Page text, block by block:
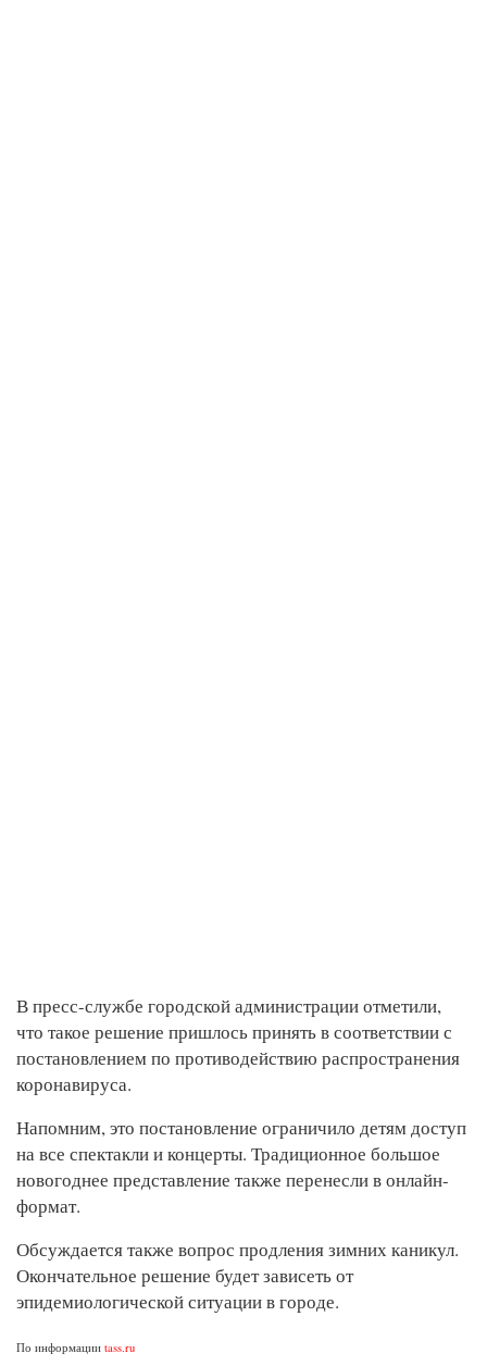
В пресс-службе городской администрации отметили,
что такое решение пришлось принять в соответствии с
постановлением по противодействию распространения
коронавируса.
Напомним, это постановление ограничило детям доступ
на все спектакли и концерты. Традиционное большое
новогоднее представление также перенесли в онлайн-
формат.
Обсуждается также вопрос продления зимних каникул.
Окончательное решение будет зависеть от
эпидемиологической ситуации в городе.
По информации tass.ru